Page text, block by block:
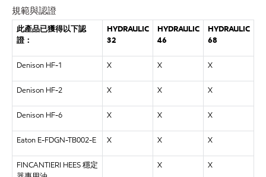
規範與認證
此產品已獲得以下認
證：
HYDRAULIC
32
HYDRAULIC
46
HYDRAULIC
68
Denison HF-1 X X X
Denison HF-2 X X X
Denison HF-6 X X X
Eaton E-FDGN-TB002-E X X X
FINCANTIERI HEES 穩定
X X